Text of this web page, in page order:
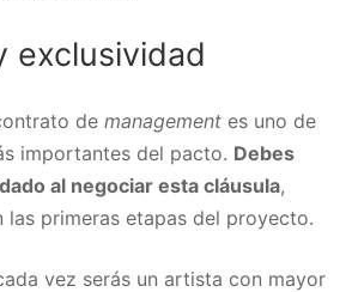
exclusividad
de management es uno de
importantes del pacto. Debes
al negociar esta cláusula,
las primeras etapas del proyecto.
vez serás un artista con mayor